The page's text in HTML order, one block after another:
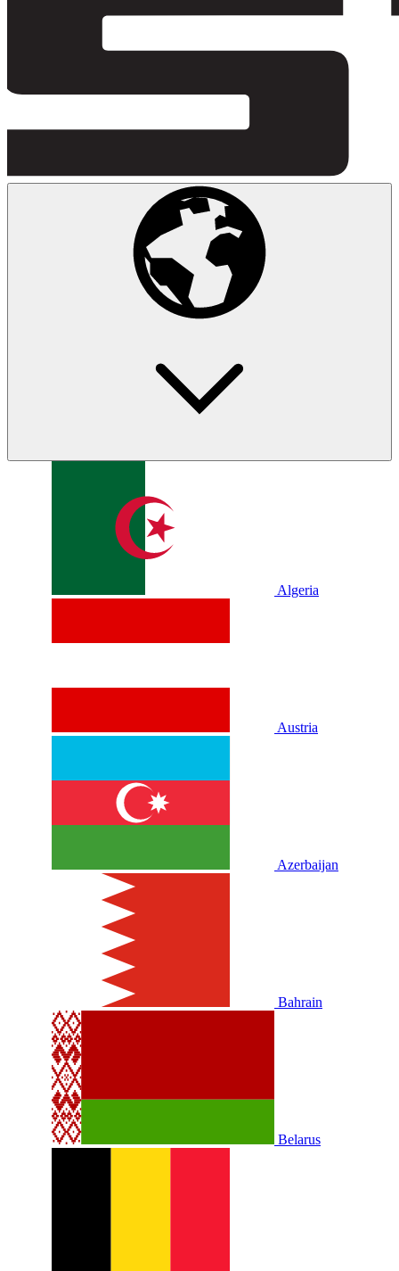
Algeria
Austria
Azerbaijan
Bahrain
Belarus